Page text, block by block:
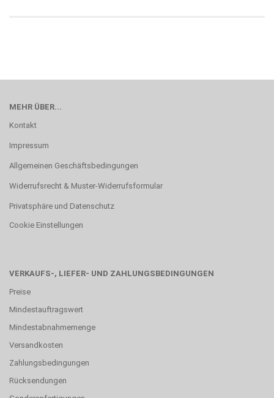
MEHR ÜBER...
Kontakt
Impressum
Allgemeinen Geschäftsbedingungen
Widerrufsrecht & Muster-Widerrufsformular
Privatsphäre und Datenschutz
Cookie Einstellungen
VERKAUFS-, LIEFER- UND ZAHLUNGSBEDINGUNGEN
Preise
Mindestauftragswert
Mindestabnahmemenge
Versandkosten
Zahlungsbedingungen
Rücksendungen